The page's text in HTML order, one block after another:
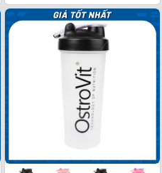
96.000₫.
là:
59.000₫.